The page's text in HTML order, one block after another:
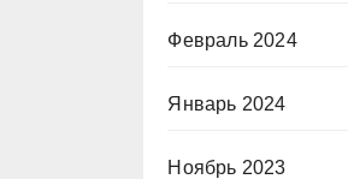
Февраль 2024
Январь 2024
Ноябрь 2023